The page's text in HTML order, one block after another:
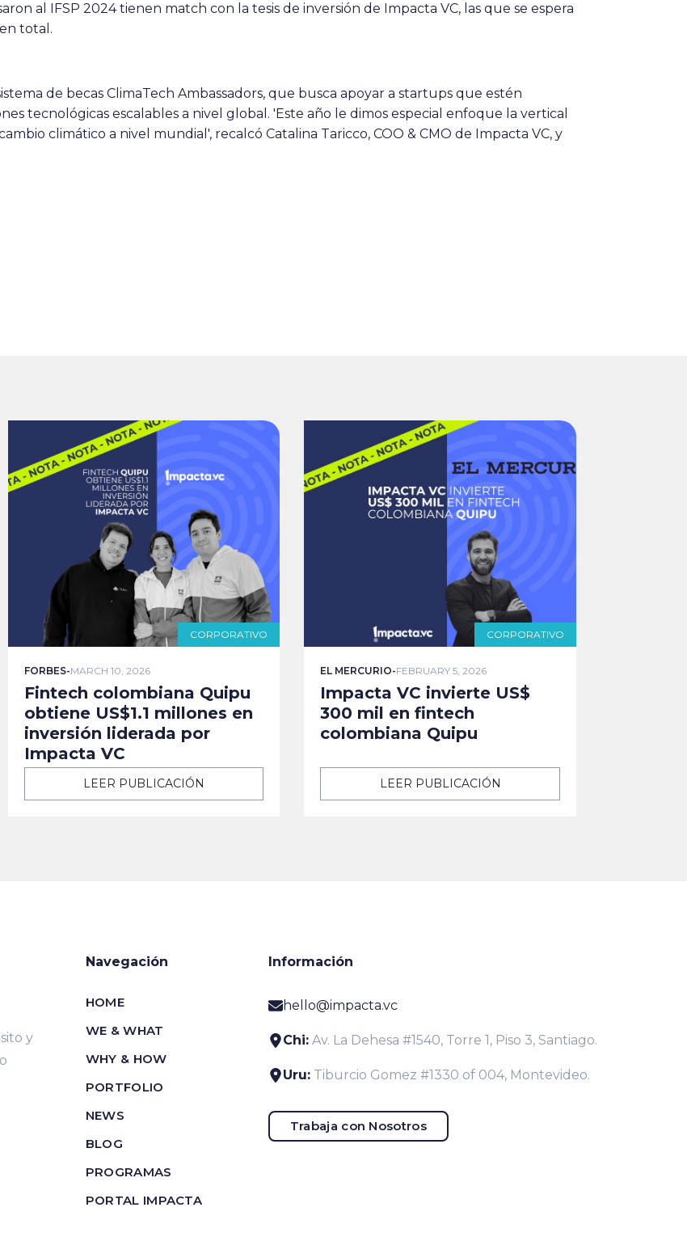
al IFSP 2024 tienen match con la tesis de inversión de Impacta VC, las que se espera
total.
de becas ClimaTech Ambassadors, que busca apoyar a startups que estén
tecnológicas escalables a nivel global. 'Este año le dimos especial enfoque la vertical
climático a nivel mundial', recalcó Catalina Taricco, COO & CMO de Impacta VC, y
CORPORATIVO
FORBES-MARCH 10, 2026
Fintech colombiana Quipu
obtiene US$1.1 millones en
inversión liderada por
Impacta VC
LEER PUBLICACIÓN
CORPORATIVO
EL MERCURIO-FEBRUARY 5, 2026
Impacta VC invierte US$
300 mil en fintech
colombiana Quipu
LEER PUBLICACIÓN
y
Navegación
HOME
WE & WHAT
WHY & HOW
PORTFOLIO
NEWS
BLOG
PROGRAMAS
PORTAL IMPACTA
Información
hello@impacta.vc
Chi: Av. La Dehesa #1540, Torre 1, Piso 3, Santiago.
Uru: Tiburcio Gomez #1330 of 004, Montevideo.
Trabaja con Nosotros